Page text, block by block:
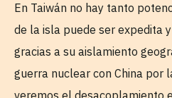
En Taiwán no hay tanto
de la isla puede ser expedita
gracias a su aislamiento
guerra nuclear con China por